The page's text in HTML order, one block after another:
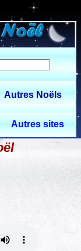
Autres Noëls
Autres sites